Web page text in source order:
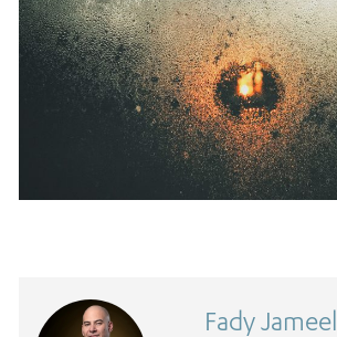
Fady Jameel